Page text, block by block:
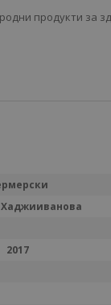
продукти за
2017